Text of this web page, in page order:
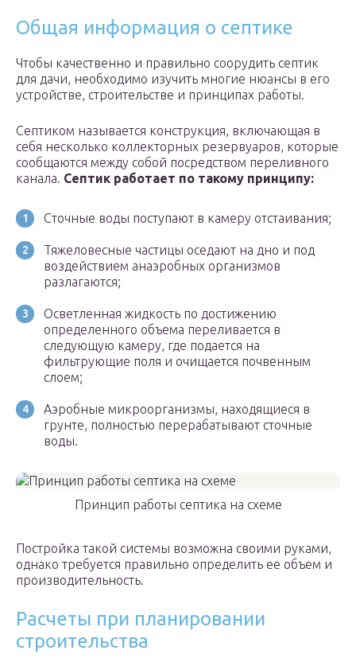
Общая информация о септике
Чтобы качественно и правильно соорудить септик
для дачи, необходимо изучить многие нюансы в его
устройстве, строительстве и принципах работы.
Септиком называется конструкция, включающая в
себя несколько коллекторных резервуаров, которые
сообщаются между собой посредством переливного
канала. Септик работает по такому принципу:
Сточные воды поступают в камеру отстаивания;
Тяжеловесные частицы оседают на дно и под
воздействием анаэробных организмов
разлагаются;
Осветленная жидкость по достижению
определенного объема переливается в
следующую камеру, где подается на
фильтрующие поля и очищается почвенным
слоем;
Аэробные микроорганизмы, находящиеся в
грунте, полностью перерабатывают сточные
воды.
Принцип работы септика на схеме
Постройка такой системы возможна своими руками,
однако требуется правильно определить ее объем и
производительность.
Расчеты при планировании
строительства